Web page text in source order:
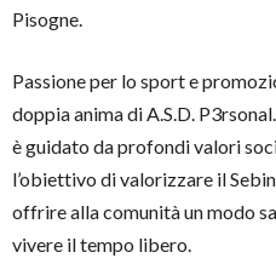
Pisogne.
Passione per lo sport e
doppia anima di A.S.D.
è guidato da profondi valori
l’obiettivo di valorizzare il
offrire alla comunità un modo
vivere il tempo libero.